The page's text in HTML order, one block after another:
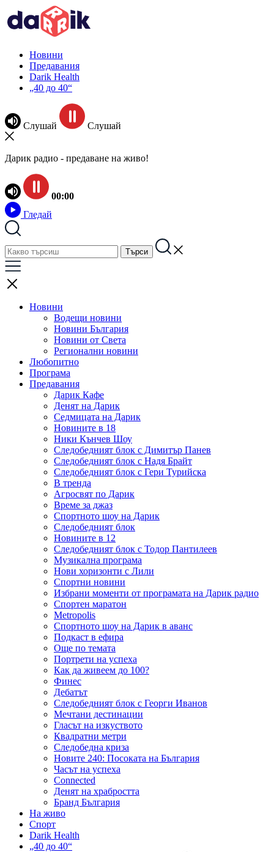
Новини
Предавания
Darik Health
„40 до 40“
Слушай Слушай
Дарик радио - предаване на живо!
00:00
Гледай
Новини
Водещи новини
Новини България
Новини от Света
Регионални новини
Любопитно
Програма
Предавания
Дарик Кафе
Денят на Дарик
Седмицата на Дарик
Новините в 18
Ники Кънчев Шоу
Следобедният блок с Димитър Панев
Следобедният блок с Надя Брайт
Следобедният блок с Гери Турийска
В тренда
Агросвят по Дарик
Време за джаз
Спортното шоу на Дарик
Следобедният блок
Новините в 12
Следобедният блок с Тодор Пантилеев
Музикална програма
Нови хоризонти с Лили
Спортни новини
Избрани моменти от програмата на Дарик радио
Спортен маратон
Metropolis
Спортното шоу на Дарик в аванс
Подкаст в ефира
Още по темата
Портрети на успеха
Как да живеем до 100?
Финес
Дебатът
Следобедният блок с Георги Иванов
Мечтани дестинации
Гласът на изкуството
Квадратни метри
Следобедна криза
Новите 240: Посоката на България
Часът на успеха
Connected
Денят на храбростта
Бранд България
На живо
Спорт
Darik Health
„40 до 40“